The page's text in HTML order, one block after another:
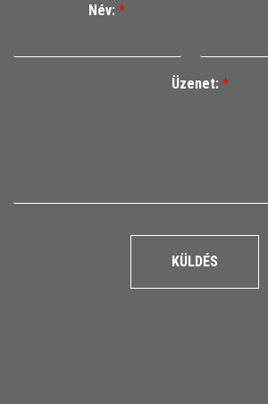
Név: *
Üzenet: *
KÜLDÉS